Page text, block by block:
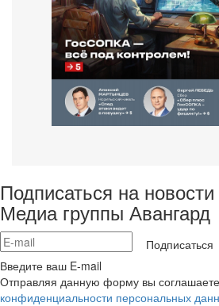
Подписаться на
Медиа группы Авангард
Подписаться
Введите ваш E-mail
Отправляя данную форму вы
конфиденциальности персональных